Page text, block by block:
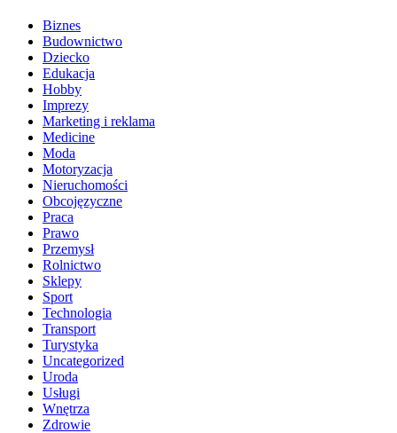
Biznes
Budownictwo
Dziecko
Edukacja
Hobby
Imprezy
Marketing i reklama
Medicine
Moda
Motoryzacja
Nieruchomości
Obcojęzyczne
Praca
Prawo
Przemysł
Rolnictwo
Sklepy
Sport
Technologia
Transport
Turystyka
Uncategorized
Uroda
Usługi
Wnętrza
Zdrowie